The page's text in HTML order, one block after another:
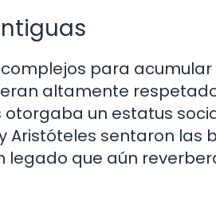
para
altamente
un estatus
Aristóteles sentaron las
que aún